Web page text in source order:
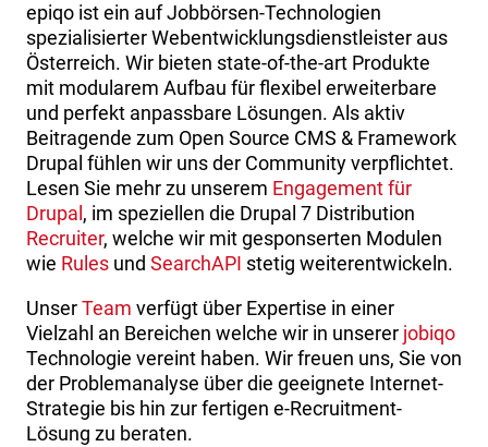
epiqo ist ein auf Jobbörsen-Technologien
spezialisierter Webentwicklungsdienstleister aus
Österreich. Wir bieten state-of-the-art Produkte
mit modularem Aufbau für flexibel erweiterbare
und perfekt anpassbare Lösungen. Als aktiv
Beitragende zum Open Source CMS & Framework
Drupal fühlen wir uns der Community verpflichtet.
Lesen Sie mehr zu unserem Engagement für
Drupal , im speziellen die Drupal 7 Distribution
Recruiter, welche wir mit gesponserten Modulen
wie Rules und SearchAPI stetig weiterentwickeln.
UnserTeam verfügt über Expertise in einer
Vielzahl an Bereichen welche wir in unserer jobiqo
Technologie vereint haben. Wir freuen uns, Sie von
der Problemanalyse über die geeignete Internet-
Strategie bis hin zur fertigen e-Recruitment-
Lösung zu beraten.